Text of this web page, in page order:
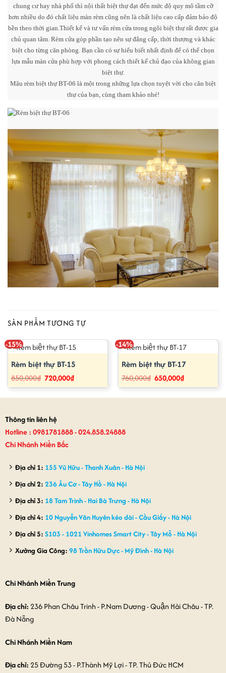
chung cư hay nhà phố thì nội thất biệt thự đạt đến mức độ quy mô tầm cỡ
hơn nhiều do đó chất liệu màn rèm cũng nên là chất liệu cao cấp đảm bảo độ
bền theo thời gian.Thiết kế và tư vấn rèm cửa trong ngôi biệt thự rất được gia
chủ quan tâm. Rèm cửa góp phần tạo nên sự đẳng cấp, thời thượng và khác
biệt cho từng căn phòng. Bạn cần có sự hiểu biết nhất định để có thể chọn
lựa mẫu màn cửa phù hợp với phong cách thiết kế chủ đạo của không gian
biệt thự.
Mãu rèm biệt thự BT-06 là một trong những lựa chọn tuyệt vời cho căn biệt
thự của bạn, cùng tham khảo nhé!
SẢN PHẨM TƯƠNG TỰ
-15%
Rèm biệt thự BT-15
850,000₫ Giá
gốc
là:
850,000₫.
720,000₫Giá
hiện
tại
là:
-14%
Rèm biệt thự BT-17
760,000₫ Giá
gốc
là:
760,000₫.
650,000₫Giá
hiện
tại
là:
Thông tin liên hệ
Hotline : 0981781888 - 024.858.24888
Chi Nhánh Miền Bắc
Địa chỉ 1: 155 Vũ Hữu - Thanh Xuân - Hà Nội
Địa chỉ 2: 236 Âu Cơ - Tây Hồ - Hà Nội
Địa chỉ 3: 18 Tam Trinh - Hai Bà Trưng - Hà Nội
Địa chỉ 4: 10 Nguyễn Văn Huyên kéo dài - Cầu Giấy - Hà Nội
Địa chỉ 5: S103 - 1021 Vinhomes Smart City - Tây Mỗ - Hà Nội
Xưởng Gia Công: 98 Trần Hữu Dực - Mỹ Đình - Hà Nội
Chi Nhánh Miền Trung
Địa chỉ: 236 Phan Châu Trinh - P.Nam Dương - Quận Hải Châu - TP.
Đà Nẵng
Chi Nhánh Miền Nam
Địa chỉ: 25 Đường 53 - P.Thành Mỹ Lợi - TP. Thủ Đức HCM